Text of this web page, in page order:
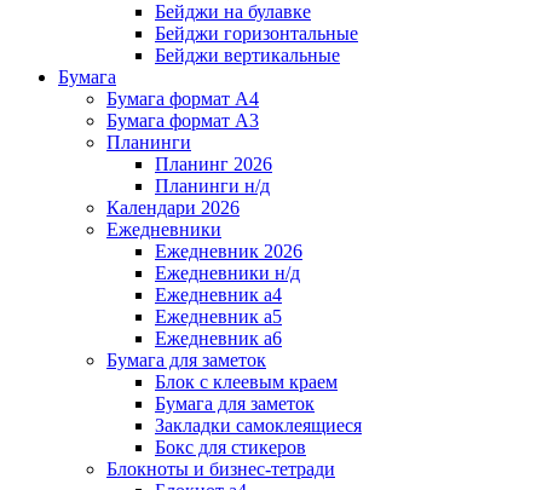
Бейджи на булавке
Бейджи горизонтальные
Бейджи вертикальные
Бумага
Бумага формат А4
Бумага формат А3
Планинги
Планинг 2026
Планинги н/д
Календари 2026
Ежедневники
Ежедневник 2026
Ежедневники н/д
Ежедневник а4
Ежедневник а5
Ежедневник а6
Бумага для заметок
Блок с клеевым краем
Бумага для заметок
Закладки самоклеящиеся
Бокс для стикеров
Блокноты и бизнес-тетради